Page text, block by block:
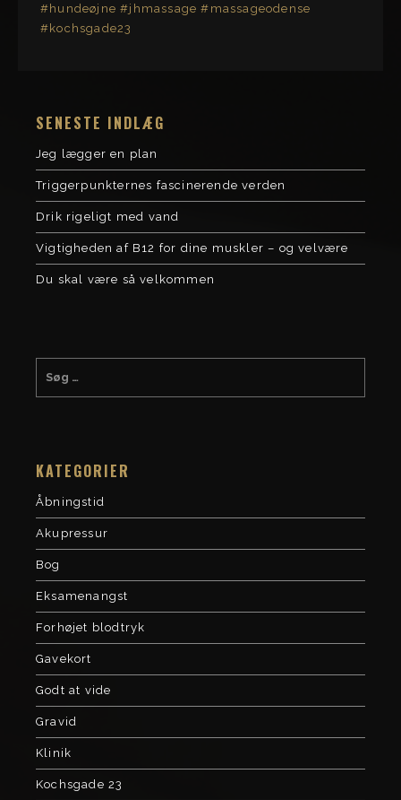
#hundeøjne #jhmassage #massageodense
#kochsgade23
SENESTE INDLÆG
Jeg lægger en plan
Triggerpunkternes fascinerende verden
Drik rigeligt med vand
Vigtigheden af B12 for dine muskler – og velvære
Du skal være så velkommen
KATEGORIER
Åbningstid
Akupressur
Bog
Eksamenangst
Forhøjet blodtryk
Gavekort
Godt at vide
Gravid
Klinik
Kochsgade 23